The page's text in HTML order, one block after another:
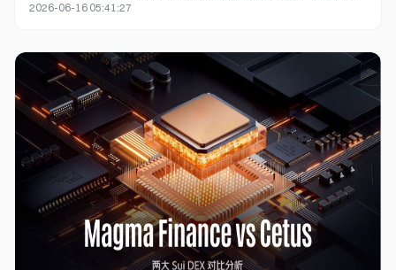
传统自动做市商（AMM）资本利用率不足以及集中流动性做
化进行自适应调整，从而提高资金利用率并降低流动性提供者
的操作门槛。
2026-06-16 05:41:27